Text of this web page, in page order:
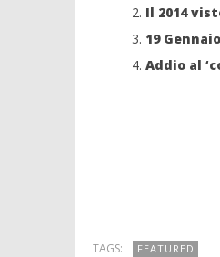
Il 2014
19
Addio al
TAGS: FEATURED